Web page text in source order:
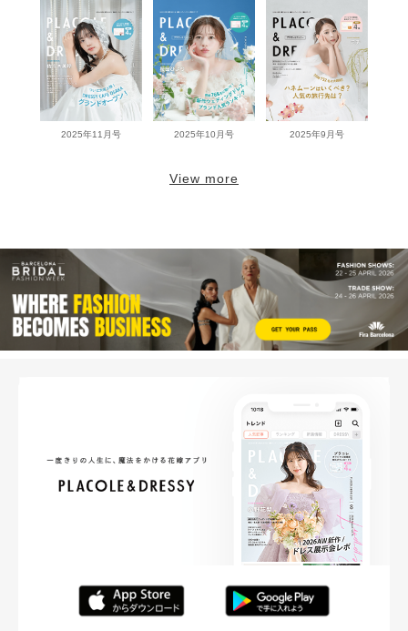
2025年11月号 2025年10月号 2025年9月号
View more